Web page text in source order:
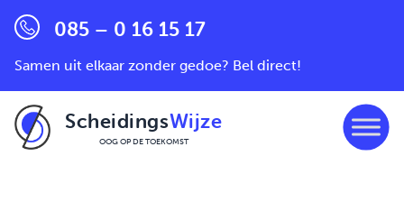
085 – 0 16 15 17
Samen uit elkaar zonder gedoe? Bel direct!
ScheidingsWijze
OOG OP DE TOEKOMST